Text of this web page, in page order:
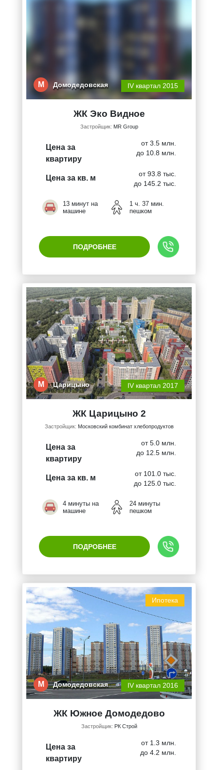
М Домодедовская IV квартал 2015
ЖК Эко Видное
Застройщик: MR Group
Цена за
квартиру
от 3.5 млн.
до 10.8 млн.
Цена за кв. м
от 93.8 тыс.
до 145.2 тыс.
13 минут на
машине
1 ч. 37 мин.
пешком
ПОДРОБНЕЕ
М Царицыно IV квартал 2017
ЖК Царицыно 2
Застройщик: Московский комбинат хлебопродуктов
Цена за
квартиру
от 5.0 млн.
до 12.5 млн.
Цена за кв. м
от 101.0 тыс.
до 125.0 тыс.
4 минуты на
машине
24 минуты
пешком
ПОДРОБНЕЕ
Ипотека
М Домодедовская IV квартал 2016
ЖК Южное Домодедово
Застройщик: РК Строй
Цена за
квартиру
от 1.3 млн.
до 4.2 млн.